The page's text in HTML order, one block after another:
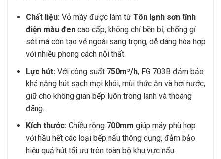
Chất liệu:Vỏ máy được làm từ Tôn lạnh sơn tĩnh
điện màu đencao cấp, không chỉ bền bỉ, chống gỉ
sét mà còn tạo vẻ ngoài sang trọng, dễ dàng hòa hợp
với nhiều phong cách nội thất.
Lực hút:Với công suất 750m³/h, FG 703B đảm bảo
khả năng hút sạch mọi khói, mùi thức ăn và hơi nước,
giữ cho không gian bếp luôn trong lành và thoáng
đãng.
Kích thước: Chiều rộng 700mm giúp máy phù hợp
với hầu hết các loại bếp nấu thông dụng, đảm bảo
hiệu quả hút tối ưu trên toàn bộ khu vực nấu.